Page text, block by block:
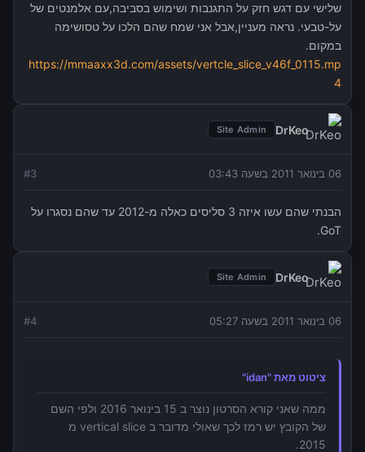
שלישי עם דגש חזק על התגנבות ושימוש בסביבה,עם אלמנטים של
על-טבעי. נראה מעניין,אבל אני שמח שהם הלכו על טסושימה
במקום.
https://mmaaxx3d.com/assets/vertcle_slice_v46f_0115.mp
4
DrKeo
Site Admin
06 בינואר 2011 בשעה 03:43 #3
הבנתי שהם עשו איזה 3 סליסים כאלה מ-2012 עד שהם נסגרו על
GoT.
DrKeo
Site Admin
06 בינואר 2011 בשעה 05:27 #4
ציטוט מאת "idan"
ממה שאני קורא הסרטון נוצר ב 15 בינואר 2016 ולפי השם
של הקובץ יש רמז לכך שאולי מדובר ב vertical slice מ
2015.